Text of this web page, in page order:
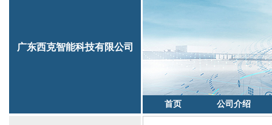
广东西克智能科技有限公司
首页 公司介绍